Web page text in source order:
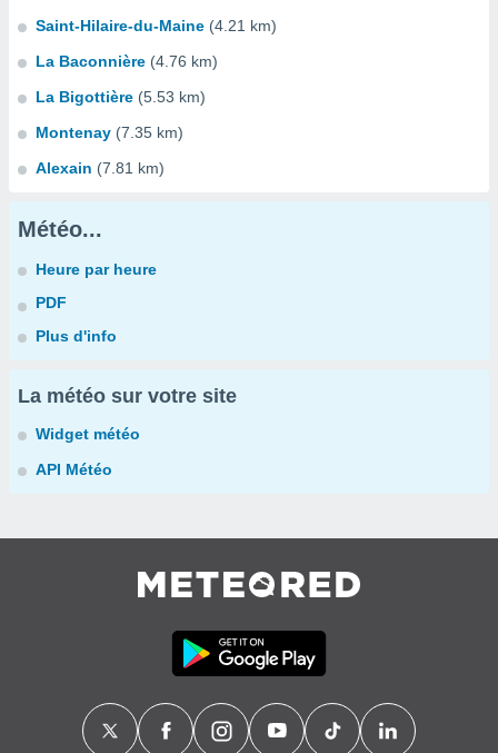
Saint-Hilaire-du-Maine (4.21 km)
La Baconnière (4.76 km)
La Bigottière (5.53 km)
Montenay (7.35 km)
Alexain (7.81 km)
Météo...
Heure par heure
PDF
Plus d'info
La météo sur votre site
Widget météo
API Météo